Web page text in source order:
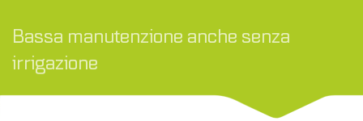
Bassa manutenzione anche senza
irrigazione